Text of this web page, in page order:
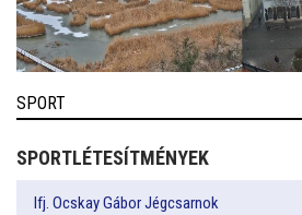
SPORT
SPORTLÉTESÍTMÉNYEK
Ifj. Ocskay Gábor Jégcsarnok